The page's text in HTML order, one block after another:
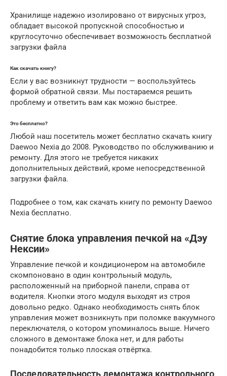
Хранилище надежно изолировано от вирусных угроз,
обладает высокой пропускной способностью и
круглосуточно обеспечивает возможность бесплатной
загрузки файла
Как скачать книгу?
Если у вас возникнут трудности — воспользуйтесь
формой обратной связи. Мы постараемся решить
проблему и ответить вам как можно быстрее.
Это бесплатно?
Любой наш посетитель может бесплатно скачать книгу
Daewoo Nexia до 2008. Руководство по обслуживанию и
ремонту. Для этого не требуется никаких
дополнительных действий, кроме непосредственной
загрузки файла.
Подробнее о том, как скачать книгу по ремонту Daewoo
Nexia бесплатно.
Снятие блока управления печкой на «Дэу
Нексии»
Управление печкой и кондиционером на автомобиле
скомпоновано в один контрольный модуль,
расположенный на приборной панели, справа от
водителя. Кнопки этого модуля выходят из строя
довольно редко. Однако необходимость снять блок
управления может возникнуть при поломке вакуумного
переключателя, о котором упоминалось выше. Ничего
сложного в демонтаже блока нет, и для работы
понадобится только плоская отвёртка.
Последовательность демонтажа контрольного